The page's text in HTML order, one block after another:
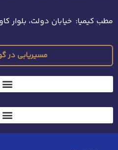
مطب کیمیا: خیابان دولت، بلوار
مسیریابی در